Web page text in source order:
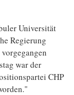
Universität
Regierung
war der
CHP